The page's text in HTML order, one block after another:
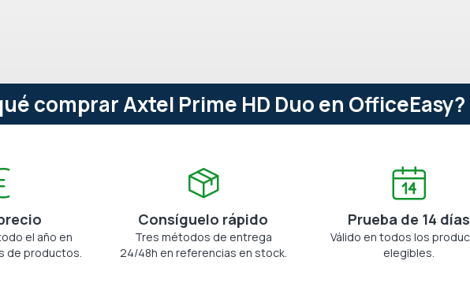
comprar Axtel Prime HD Duo en OfficeEasy?
el año en
de productos.
Consíguelo rápido
Tres métodos de entrega
24/48h en referencias en stock.
Prueba de 14 días
Válido en todos los
elegibles.